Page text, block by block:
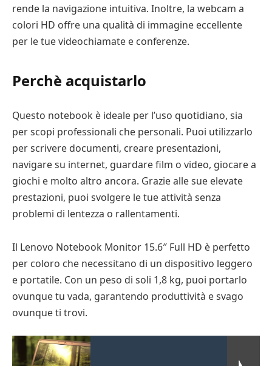
rende la navigazione intuitiva. Inoltre, la webcam a
colori HD offre una qualità di immagine eccellente
per le tue videochiamate e conferenze.
Perchè acquistarlo
Questo notebook è ideale per l’uso quotidiano, sia
per scopi professionali che personali. Puoi utilizzarlo
per scrivere documenti, creare presentazioni,
navigare su internet, guardare film o video, giocare a
giochi e molto altro ancora. Grazie alle sue elevate
prestazioni, puoi svolgere le tue attività senza
problemi di lentezza o rallentamenti.
Il Lenovo Notebook Monitor 15.6″ Full HD è perfetto
per coloro che necessitano di un dispositivo leggero
e portatile. Con un peso di soli 1,8 kg, puoi portarlo
ovunque tu vada, garantendo produttività e svago
ovunque ti trovi.